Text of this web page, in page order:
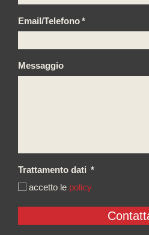
Email/Telefono*
Messaggio
Trattamento dati *
accetto le policy